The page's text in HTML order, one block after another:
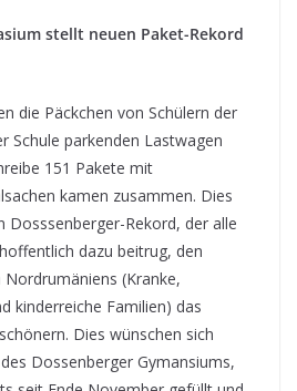
stellt neuen Paket-Rekord
die Päckchen von Schülern der
Schule parkenden Lastwagen
151 Pakete mit
kamen zusammen. Dies
Dosssenberger-Rekord, der alle
dazu beitrug, den
(Kranke,
kinderreiche Familien) das
Dies wünschen sich
Dossenberger Gymansiums,